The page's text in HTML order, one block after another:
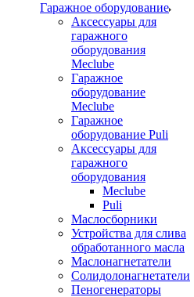
Гаражное оборудование
Аксессуары для
гаражного
оборудования
Meclube
Гаражное
оборудование
Meclube
Гаражное
оборудование Puli
Аксессуары для
гаражного
оборудования
Meclube
Puli
Маслосборники
Устройства для слива
обработанного масла
Маслонагнетатели
Солидолонагнетатели
Пеногенераторы